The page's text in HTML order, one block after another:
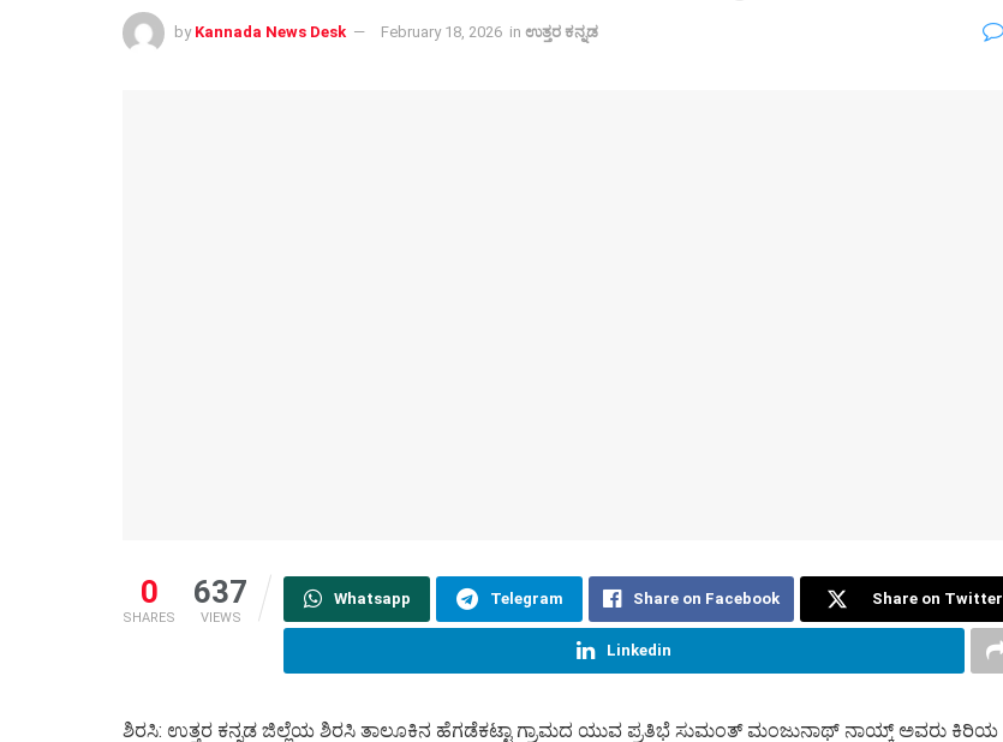
by Kannada News Desk February 18, 2026 in ಉತ್ತರ ಕನ್ನಡ
0
SHARES
637
VIEWS
Whatsapp Telegram Share on Facebook Share on Twitter
Linkedin
ಶಿರಸಿ: ಉತ್ತರ ಕನ್ನಡ ಜಿಲ್ಲೆಯ ಶಿರಸಿ ತಾಲೂಕಿನ ಹೆಗಡೆಕಟ್ಟಾ ಗ್ರಾಮದ ಯುವ ಪ್ರತಿಭೆ ಸುಮಂತ್ ಮಂಜುನಾಥ್ ನಾಯ್ಕ್ ಅವರು ಕಿರಿಯ